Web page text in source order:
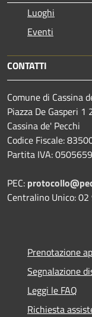
Luoghi
Eventi
CONTATTI
Comune di Cassina
Piazza De Gasperi
Cassina de' Pecchi
Codice Fiscale:
Partita IVA:
PEC:
Centralino Unico:
Prenotazione
Segnalazione
Leggi le FAQ
Richiesta